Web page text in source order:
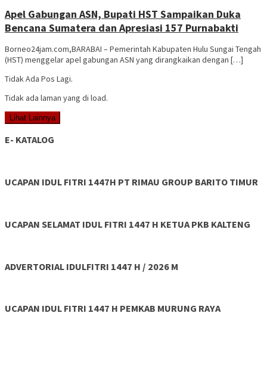
Apel Gabungan ASN, Bupati HST Sampaikan Duka
Bencana Sumatera dan Apresiasi 157 Purnabakti
Borneo24jam.com,BARABAI – Pemerintah Kabupaten Hulu Sungai Tengah
(HST) menggelar apel gabungan ASN yang dirangkaikan dengan […]
Tidak Ada Pos Lagi.
Tidak ada laman yang di load.
Lihat Lainnya
E- KATALOG
UCAPAN IDUL FITRI 1447H PT RIMAU GROUP BARITO TIMUR
UCAPAN SELAMAT IDUL FITRI 1447 H KETUA PKB KALTENG
ADVERTORIAL IDULFITRI 1447 H / 2026 M
UCAPAN IDUL FITRI 1447 H PEMKAB MURUNG RAYA